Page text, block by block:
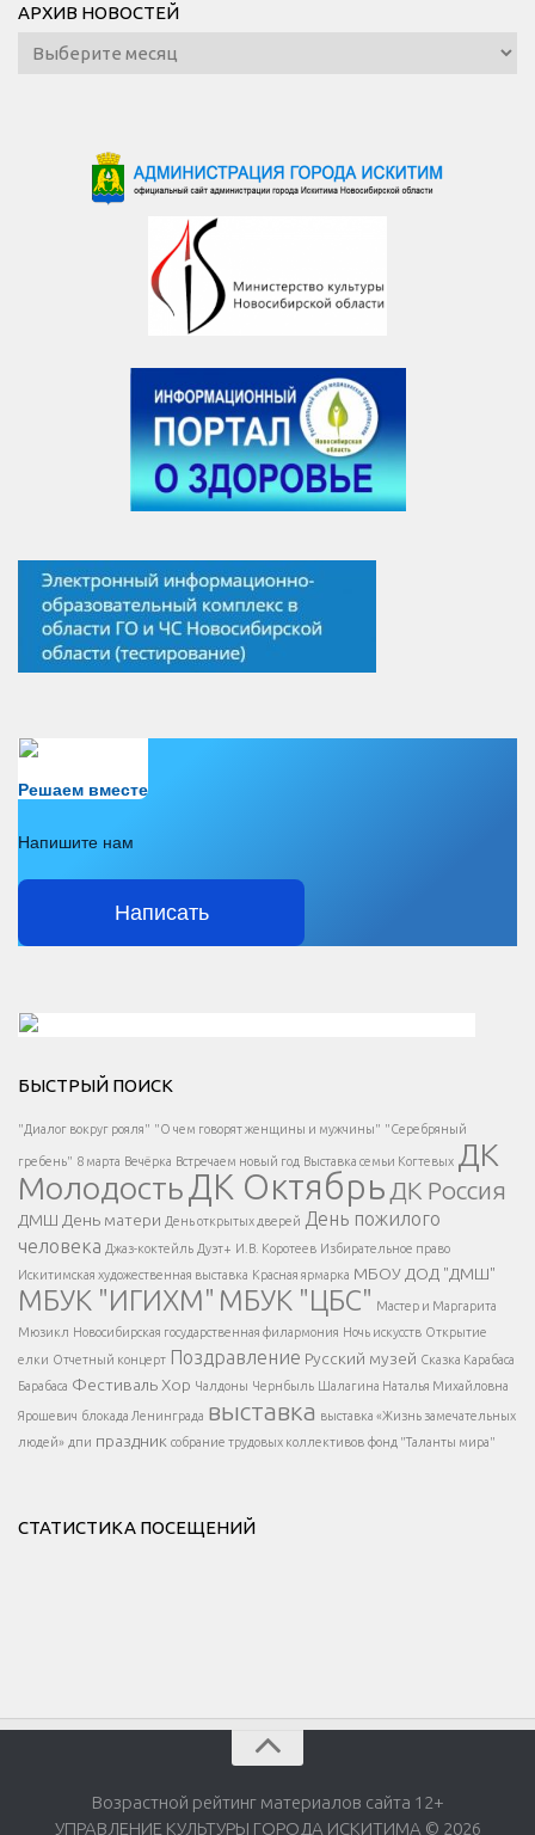
АРХИВ НОВОСТЕЙ
Архив
новостей
Решаем вместе
Напишите нам
Написать
Есть вопрос?
Напишите нам
</span >
Написать
</button >
</div >
</div > </div >
БЫСТРЫЙ ПОИСК
"Диалог вокруг рояля" "О чем говорят женщины и мужчины" "Серебряный
гребень" 8 марта Вечёрка Встречаем новый год Выставка семьи Когтевых ДК
МолодостьДК Октябрь ДК Россия
ДМШ День матери День открытых дверей День пожилого
человека Джаз-коктейль Дуэт+ И.В. Коротеев Избирательное право
Искитимская художественная выставка Красная ярмарка МБОУ ДОД "ДМШ"
МБУК "ИГИХМ" МБУК "ЦБС" Мастер и Маргарита
Мюзикл Новосибирская государственная филармония Ночь искусств Открытие
елки Отчетный концерт Поздравление Русский музей Сказка Карабаса
Барабаса Фестиваль Хор Чалдоны Чернбыль Шалагина Наталья Михайловна
Ярошевич блокада Ленинграда выставка выставка «Жизнь замечательных
людей» дпи праздник собрание трудовых коллективов фонд "Таланты мира"
СТАТИСТИКА ПОСЕЩЕНИЙ
Возрастной рейтинг материалов сайта 12+
УПРАВЛЕНИЕ КУЛЬТУРЫ ГОРОДА ИСКИТИМА © 2026